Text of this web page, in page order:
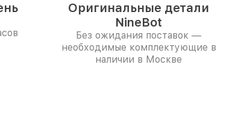
Оригинальные детали
NineBot
Без ожидания поставок —
необходимые комплектующие в
наличии в Москве